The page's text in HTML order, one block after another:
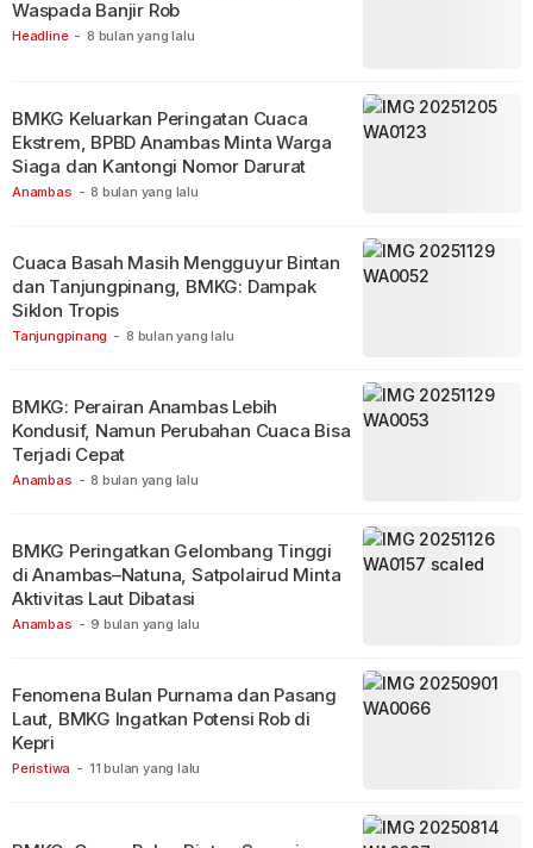
Headline - 8 bulan yang lalu
Waspada Banjir Rob
Anambas - 8 bulan yang lalu
BMKG Keluarkan Peringatan Cuaca
Ekstrem, BPBD Anambas Minta Warga
Siaga dan Kantongi Nomor Darurat
Tanjungpinang - 8 bulan yang lalu
Cuaca Basah Masih Mengguyur Bintan
dan Tanjungpinang, BMKG: Dampak
Siklon Tropis
Anambas - 8 bulan yang lalu
BMKG: Perairan Anambas Lebih
Kondusif, Namun Perubahan Cuaca Bisa
Terjadi Cepat
Anambas - 9 bulan yang lalu
BMKG Peringatkan Gelombang Tinggi
di Anambas–Natuna, Satpolairud Minta
Aktivitas Laut Dibatasi
Peristiwa - 11 bulan yang lalu
Fenomena Bulan Purnama dan Pasang
Laut, BMKG Ingatkan Potensi Rob di
Kepri